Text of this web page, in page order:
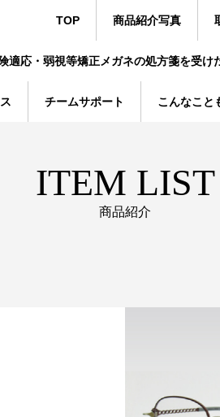
TOP 商品紹介写真
適応・弱視等矯正メガネの処方箋を受け
チームサポート こんなこと
ITEM LIST
商品紹介